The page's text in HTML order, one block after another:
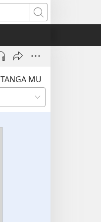
Search
TANGA MU